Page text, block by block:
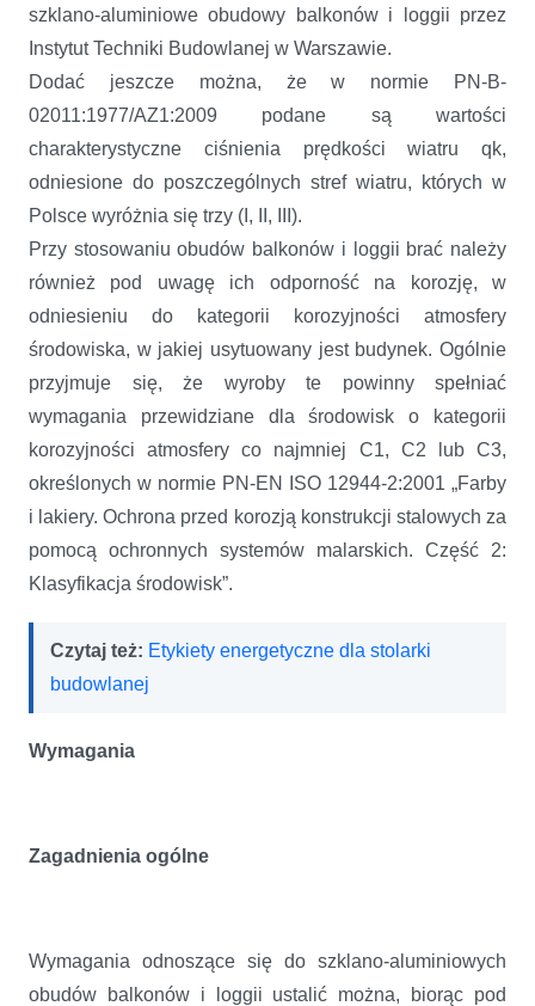
szklano-aluminiowe obudowy balkonów i loggii przez
Instytut Techniki Budowlanej w Warszawie.
Dodać jeszcze można, że w normie PN-B-
02011:1977/AZ1:2009 podane są wartości
charakterystyczne ciśnienia prędkości wiatru qk,
odniesione do poszczególnych stref wiatru, których w
Polsce wyróżnia się trzy (I, II, III).
Przy stosowaniu obudów balkonów i loggii brać należy
również pod uwagę ich odporność na korozję, w
odniesieniu do kategorii korozyjności atmosfery
środowiska, w jakiej usytuowany jest budynek. Ogólnie
przyjmuje się, że wyroby te powinny spełniać
wymagania przewidziane dla środowisk o kategorii
korozyjności atmosfery co najmniej C1, C2 lub C3,
określonych w normie PN-EN ISO 12944-2:2001 „Farby
i lakiery. Ochrona przed korozją konstrukcji stalowych za
pomocą ochronnych systemów malarskich. Część 2:
Klasyfikacja środowisk”.
Czytaj też: Etykiety energetyczne dla stolarki
budowlanej
Wymagania
Zagadnienia ogólne
Wymagania odnoszące się do szklano-aluminiowych
obudów balkonów i loggii ustalić można, biorąc pod